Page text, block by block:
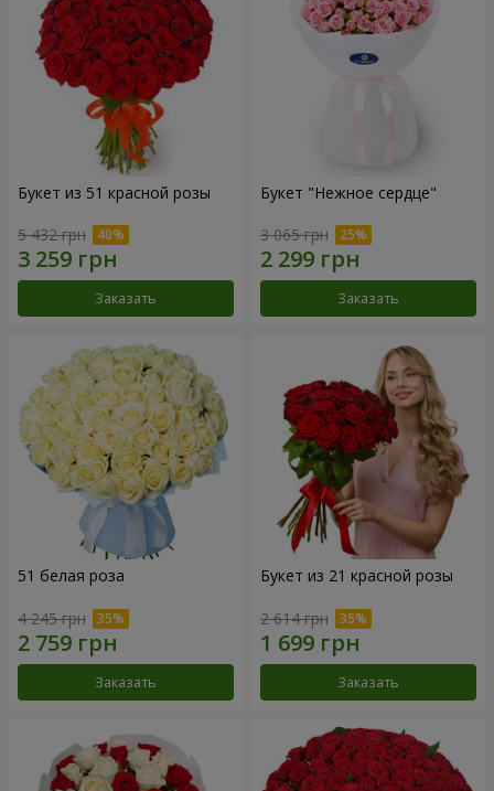
Букет из 51 красной розы
5 432 грн
Заказать
Букет "Нежное сердце"
3 065 грн
Заказать
51 белая роза
4 245 грн
Заказать
Букет из 21 красной розы
2 614 грн
Заказать